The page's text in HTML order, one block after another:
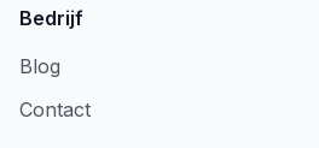
Bedrijf
Blog
Contact